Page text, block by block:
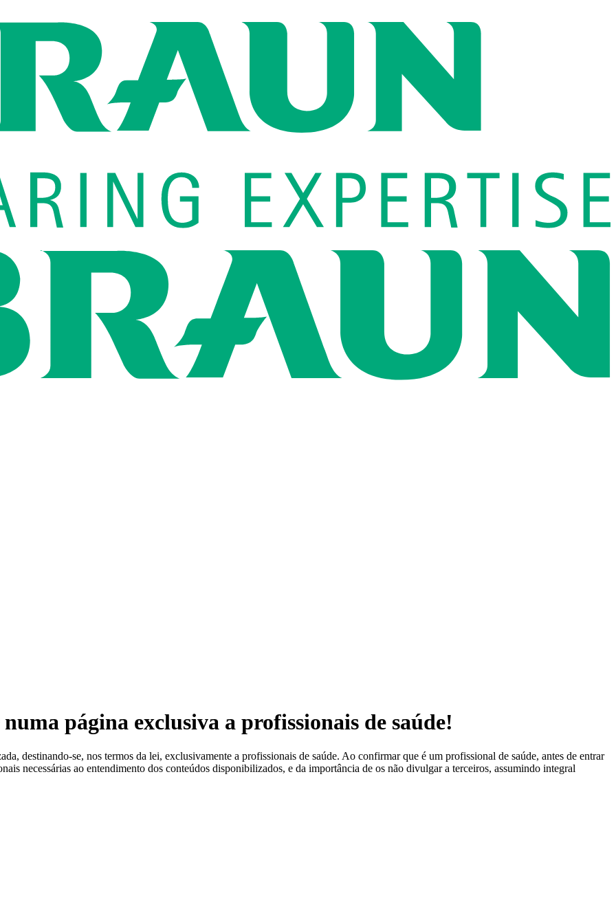
página exclusiva a profissionais de saúde!
destinando-se, nos termos da lei, exclusivamente a profissionais de saúde. Ao confirmar que é um profissional de saúde, antes de entrar
necessárias ao entendimento dos conteúdos disponibilizados, e da importância de os não divulgar a terceiros, assumindo integral